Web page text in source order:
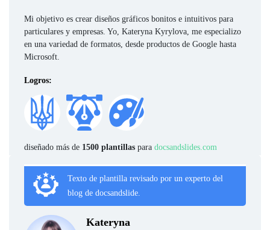
Mi objetivo es crear diseños gráficos bonitos e intuitivos para
particulares y empresas. Yo, Kateryna Kyrylova, me especializo
en una variedad de formatos, desde productos de Google hasta
Microsoft.
Logros:
diseñado más de 1500 plantillas para docsandslides.com
Texto de plantilla revisado por un experto del
blog de docsandslide.
Kateryna